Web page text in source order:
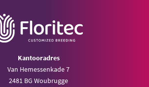
Kantooradres
Van Hemessenkade 7
2481 BG Woubrugge